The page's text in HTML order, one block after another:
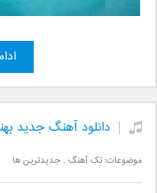
دانلود آهنگ جدید
موضوعات:تک آهنگ ,جدیدترین ها